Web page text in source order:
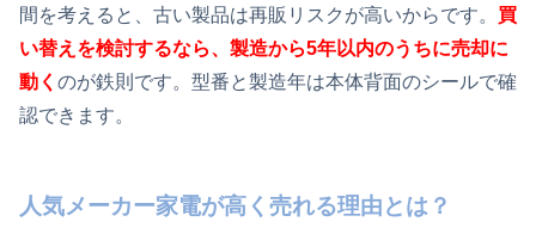
間を考えると、古い製品は再販リスクが高いからです。 買
い替えを検討するなら、製造から5年以内のうちに売却に
動く のが鉄則です。型番と製造年は本体背面のシールで確
認できます。
人気メーカー家電が高く売れる理由とは？